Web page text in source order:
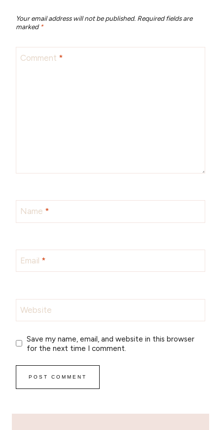
Your email address will not be published. Required fields are
marked *
Comment *
Name *
Email *
Website
Save my name, email, and website in this browser
for the next time I comment.